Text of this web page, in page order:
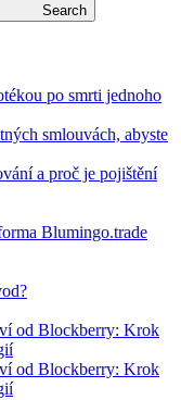
Search
po smrti jednoho
smlouvách, abyste
a proč je pojištění
Blumingo.trade
od Blockberry: Krok
od Blockberry: Krok